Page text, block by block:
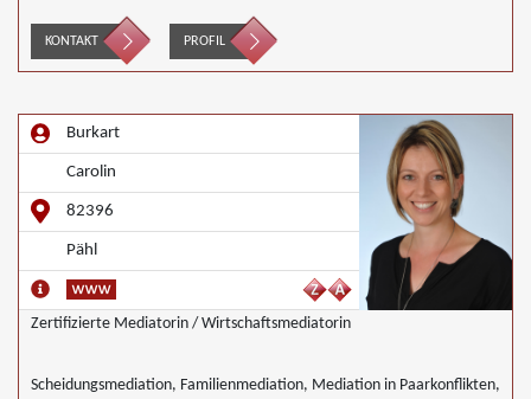
KONTAKT PROFIL
Burkart
Carolin
82396
Pähl
Zertifizierte Mediatorin / Wirtschaftsmediatorin
Scheidungsmediation, Familienmediation, Mediation in Paarkonflikten,